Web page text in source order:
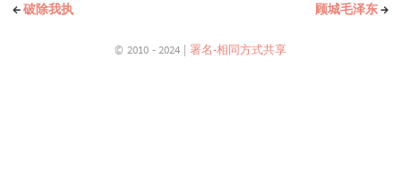
←破除我执 顾城毛泽东→
© 2010 - 2024 | 署名-相同方式共享